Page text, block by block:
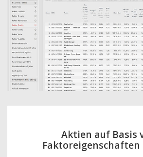
Aktien auf Basis
Faktoreigenschaften